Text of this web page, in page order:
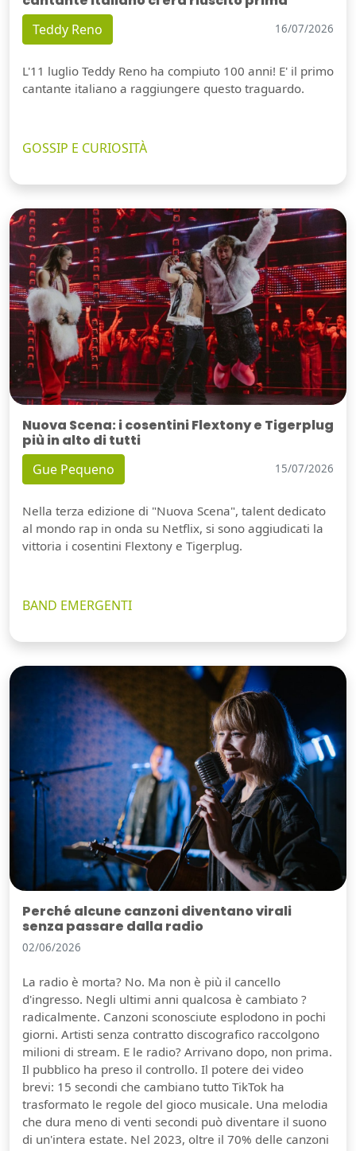
Teddy Reno 16/07/2026
L'11 luglio Teddy Reno ha compiuto 100 anni! E' il primo
cantante italiano a raggiungere questo traguardo.
GOSSIP E CURIOSITÀ
Nuova Scena: i cosentini Flextony e Tigerplug
più in alto di tutti
Gue Pequeno 15/07/2026
Nella terza edizione di "Nuova Scena", talent dedicato
al mondo rap in onda su Netflix, si sono aggiudicati la
vittoria i cosentini Flextony e Tigerplug.
BAND EMERGENTI
Perché alcune canzoni diventano virali
senza passare dalla radio
02/06/2026
La radio è morta? No. Ma non è più il cancello
d'ingresso. Negli ultimi anni qualcosa è cambiato ?
radicalmente. Canzoni sconosciute esplodono in pochi
giorni. Artisti senza contratto discografico raccolgono
milioni di stream. E le radio? Arrivano dopo, non prima.
Il pubblico ha preso il controllo. Il potere dei video
brevi: 15 secondi che cambiano tutto TikTok ha
trasformato le regole del gioco musicale. Una melodia
che dura meno di venti secondi può diventare il suono
di un'intera estate. Nel 2023, oltre il 70% delle canzoni